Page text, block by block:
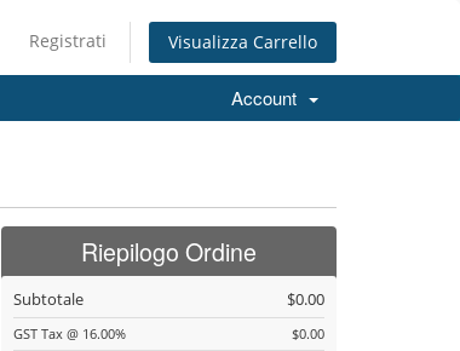
Registrati Visualizza Carrello
Account
Riepilogo Ordine
Subtotale $0.00
GST Tax @ 16.00%
$0.00